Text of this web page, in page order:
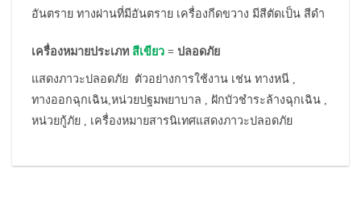
อันตราย ทางผ่านที่มีอันตราย เครื่องกีดขวาง มีสีตัดเป็น สีดำ
เครื่องหมายประเภท สีเขียว = ปลอดภัย
แสดงภาวะปลอดภัย ตัวอย่างการใช้งาน เช่น ทางหนี ,
ทางออกฉุกเฉิน,หน่วยปฐมพยาบาล , ฝักบัวชำระล้างฉุกเฉิน ,
หน่วยกู้ภัย , เครื่องหมายสารนิเทศแสดงภาวะปลอดภัย